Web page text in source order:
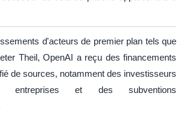
d'acteurs de premier plan tels que
Theil, OpenAI a reçu des financements
de sources, notamment des investisseurs
entreprises et des subventions